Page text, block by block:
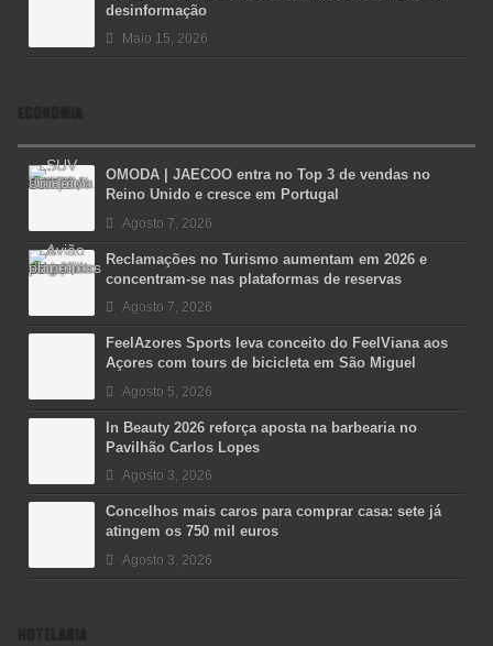
desinformação
Maio 15, 2026
ECONOMIA
OMODA | JAECOO entra no Top 3 de vendas no
Reino Unido e cresce em Portugal
Agosto 7, 2026
Reclamações no Turismo aumentam em 2026 e
concentram-se nas plataformas de reservas
Agosto 7, 2026
FeelAzores Sports leva conceito do FeelViana aos
Açores com tours de bicicleta em São Miguel
Agosto 5, 2026
In Beauty 2026 reforça aposta na barbearia no
Pavilhão Carlos Lopes
Agosto 3, 2026
Concelhos mais caros para comprar casa: sete já
atingem os 750 mil euros
Agosto 3, 2026
HOTELARIA